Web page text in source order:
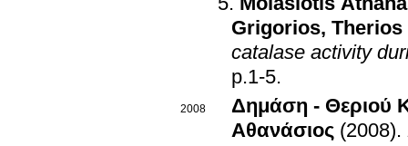
Grigorios, Therios
catalase activity
p.1-5.
2008
Δημάση - Θεριού
Αθανάσιος (2008).